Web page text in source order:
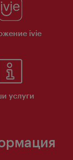
ivie
услуги